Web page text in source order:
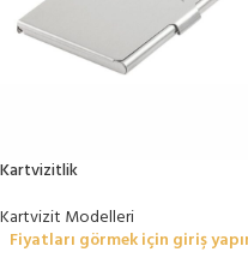
Kartvizitlik
Kartvizit Modelleri
Fiyatları görmek için giriş